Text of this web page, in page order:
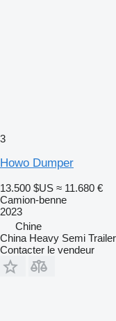
3
Howo Dumper
13.500 $US ≈ 11.680 €
Camion-benne
2023
Chine
China Heavy Semi
Contacter le vendeur